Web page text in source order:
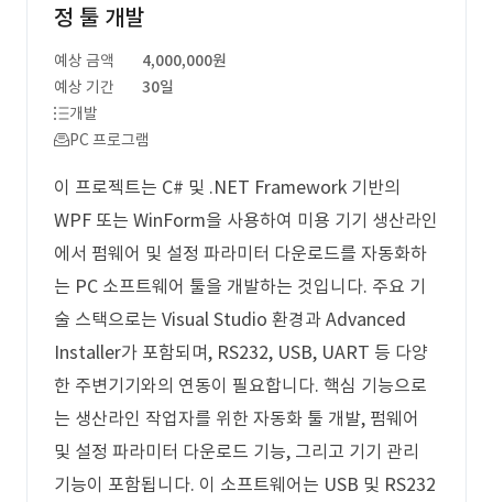
정 툴 개발
예상 금액
4,000,000원
예상 기간
30일
개발
PC 프로그램
이 프로젝트는 C# 및 .NET Framework 기반의
WPF 또는 WinForm을 사용하여 미용 기기 생산라인
에서 펌웨어 및 설정 파라미터 다운로드를 자동화하
는 PC 소프트웨어 툴을 개발하는 것입니다. 주요 기
술 스택으로는 Visual Studio 환경과 Advanced
Installer가 포함되며, RS232, USB, UART 등 다양
한 주변기기와의 연동이 필요합니다. 핵심 기능으로
는 생산라인 작업자를 위한 자동화 툴 개발, 펌웨어
및 설정 파라미터 다운로드 기능, 그리고 기기 관리
기능이 포함됩니다. 이 소프트웨어는 USB 및 RS232